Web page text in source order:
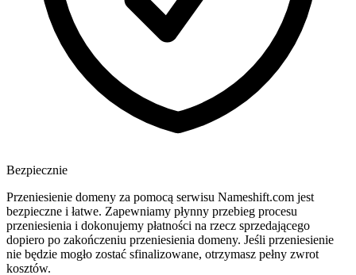
Bezpiecznie
Przeniesienie domeny za pomocą serwisu Nameshift.com jest
bezpieczne i łatwe. Zapewniamy płynny przebieg procesu
przeniesienia i dokonujemy płatności na rzecz sprzedającego
dopiero po zakończeniu przeniesienia domeny. Jeśli przeniesienie
nie będzie mogło zostać sfinalizowane, otrzymasz pełny zwrot
kosztów.